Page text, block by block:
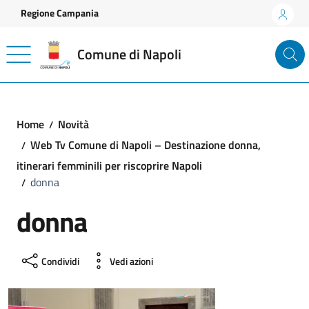
Vai ai contenuti
Vai al footer
Regione Campania
Comune di Napoli
Home
Novità
Web Tv Comune di Napoli – Destinazione donna,
itinerari femminili per riscoprire Napoli
donna
donna
Condividi Vedi azioni